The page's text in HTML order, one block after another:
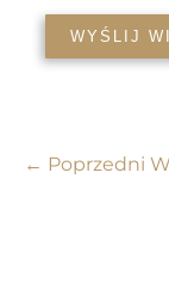
WYŚLIJ
← Poprzedni